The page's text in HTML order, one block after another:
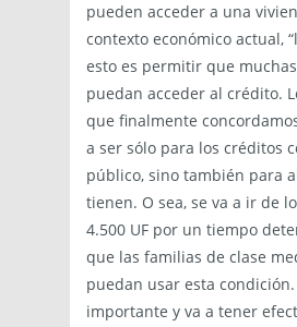
pueden acceder a una
contexto económico actual,
esto es permitir que
puedan acceder al crédito.
que finalmente
a ser sólo para los créditos
público, sino también para
tienen. O sea, se va a ir de
4.500 UF por un tiempo
que las familias de clase
puedan usar esta
importante y va a tener